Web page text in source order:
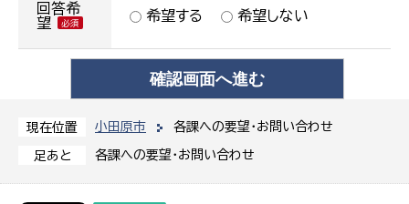
現在位置 小田原市 各課への要望・お問い合わせ
足あと 各課への要望・お問い合わせ
回答希
望
希望する 希望しない